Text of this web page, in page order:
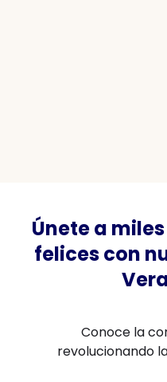
Únete a
felices con
Conoce la
revolucionando